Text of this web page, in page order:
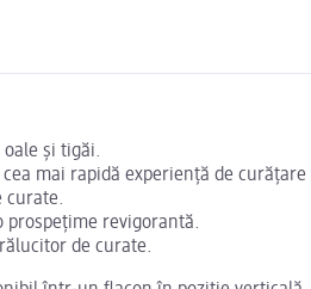
și tigăi.
mai rapidă experiență de curățare
curate.
revigorantă.
de curate.